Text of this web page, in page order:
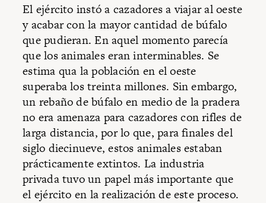
El ejército instó a cazadores a viajar al oeste
y acabar con la mayor cantidad de búfalo
que pudieran. En aquel momento parecía
que los animales eran interminables. Se
estima qua la población en el oeste
superaba los treinta millones. Sin embargo,
un rebaño de búfalo en medio de la pradera
no era amenaza para cazadores con rifles de
larga distancia, por lo que, para finales del
siglo diecinueve, estos animales estaban
prácticamente extintos. La industria
privada tuvo un papel más importante que
el ejército en la realización de este proceso.